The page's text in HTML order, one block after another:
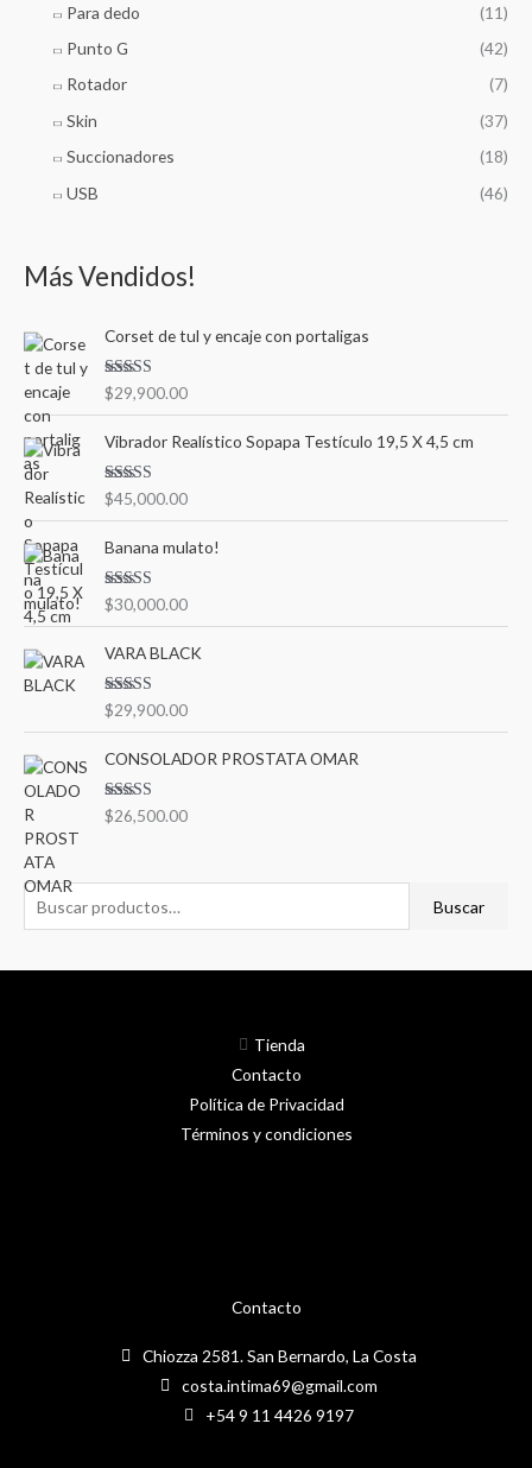
Para dedo
(11)
Punto G
(42)
Rotador
(7)
Skin
(37)
Succionadores
(18)
USB
(46)
Más Vendidos!
Corset de tul y encaje con portaligas
Valorado en
5.00
$29,900.00
Vibrador Realístico Sopapa Testículo 19,5 X 4,5 cm
Valorado en
5.00de 5
$45,000.00
Banana mulato!
Valorado en
5.00de 5
$30,000.00
VARA BLACK
Valorado en
5.00de 5
$29,900.00
CONSOLADOR PROSTATA OMAR
Valorado en
5.00de 5
$26,500.00
Buscar
Contacto
Chiozza 2581. San Bernardo, La Costa
costa.intima69@gmail.com
+54 9 11 4426 9197
Tienda
Contacto
Política de Privacidad
Términos y condiciones